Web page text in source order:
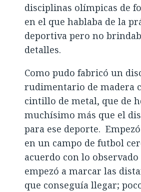
disciplinas olímpicas de
en el que hablaba de la
deportiva pero no
detalles.
Como pudo fabricó un
rudimentario de madera
cintillo de metal, que de
muchísimo más que el
para ese deporte.
en un campo de futbol
acuerdo con lo
empezó a marcar las
que conseguía llegar;